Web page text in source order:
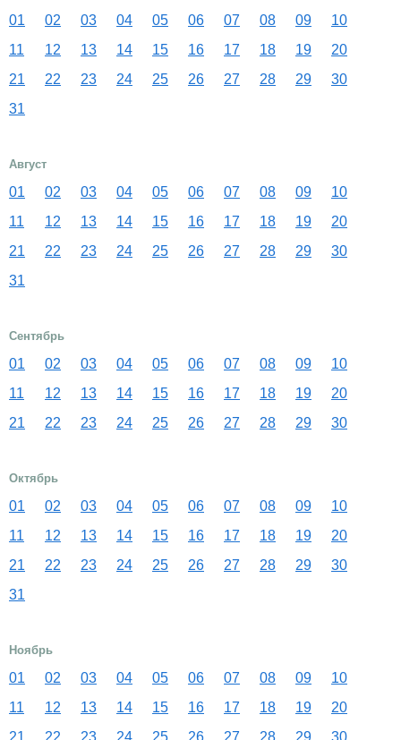
01 02 03 04 05 06 07 08 09
10
11
12 13 14 15 16 17 18 19
20
21
22 23 24 25 26 27 28 29
30
31
Август
01 02 03 04 05 06 07 08 09
10
11
12 13 14 15 16 17 18 19
20
21
22 23 24 25 26 27 28 29
30
31
Сентябрь
01 02 03 04 05 06 07 08 09
10
11
12 13 14 15 16 17 18 19
20
21
22 23 24 25 26 27 28 29 30
Октябрь
01 02 03 04 05 06 07 08 09
10
11
12 13 14 15 16 17 18 19
20
21
22 23 24 25 26 27 28 29
30
31
Ноябрь
01 02 03 04 05 06 07 08 09
10
11
12 13 14 15 16 17 18 19
20
21
22 23 24 25 26 27 28 29 30